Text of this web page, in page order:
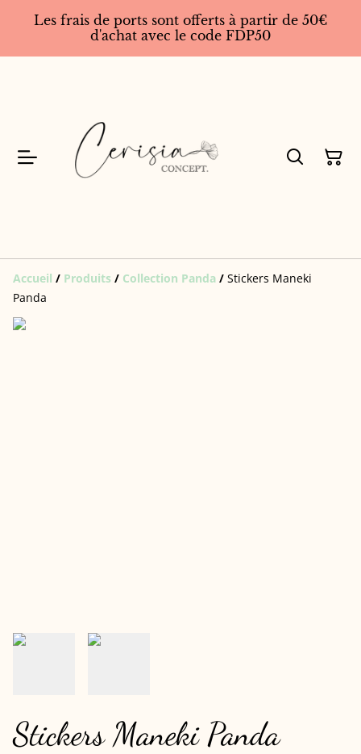
Les frais de ports sont offerts à partir de 50€
d'achat avec le code FDP50
Accueil / Produits / Collection Panda / Stickers Maneki
Panda
Stickers Maneki Panda